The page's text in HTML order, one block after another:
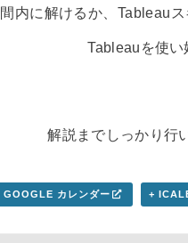
内に解けるか、Tableau
Tableauを使い
解説までしっかり行
GOOGLE カレンダー +